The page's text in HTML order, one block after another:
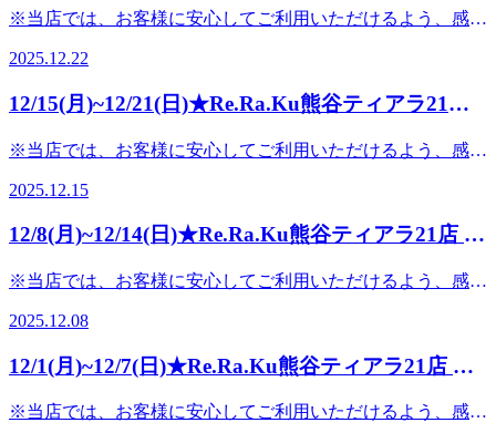
やご家族にプレゼントも可能です!!皆さまのご来店を心より
──────────※8月3日更新※──────────下記の日時に
空きがございます(※随時変動しますのでご予約はお早め
に!)8月3日(月)・今すぐ～21:008月4日(火)・10:10～16:00・
17:25～21:008月5日(水)・10:30～19:30・18:20～21:008月6日
(木)・10:10～12:00・19:05～20:008月7日(金)・12:00～21:008
月8日(土)・10:10～14:45・13:10～21:008月9日(日)・10:10～
ご予約はお電話・WEB・アプリ・店頭にて承っておりま
す。夏の疲れを感じやすい今こそ、ぜひご自身のケアタイム
にご活用ください!※空き状況は7月20日時点の情報ですリア
ルタイムのご予約状況はお気軽にお問い合せください。
熊谷ティアラ21店≪営業時間≫10:00～21:00 (最終受付
おります
週の予約空き状況】──────────※7月27日更新
動しますのでご予約はお早めに!)7月27日(月)・今すぐ～
18:20～21:007月30日(木)・10:10～11:35・12:00～21:007月31
21:008月2日(日)・11：00～21:00※ペアご予約もご相談くだ
す。夏の疲れを感じやすい今こそ、ぜひご自身のケアタイム
にご活用ください!※空き状況は7月20日時点の情報ですリア
ルタイムのご予約状況はお気軽にお問い合せください。
熊谷ティアラ21店≪営業時間≫10:00～21:00 (最終受付
20:20)≪住所≫埼玉県熊谷市筑波3-202 熊谷ティアラ21 2階
ドスパ20分16,720円 (税
込
い・エアコン疲れ・冷えが気になる・首肩の重だるさや眼精
疲労がある方夏のリフレッシュにぴったりのコースとなって
おります
週の予約空き状況】──────────※7月20日更新
動しますのでご予約はお早めに!)7月20日(月)・14:10～21:00
22日(水)・11:00～21:00 (ペアご予約もご相談ください) 7月23
20:00 (ペアご予約もご相談ください)7月25日(土)・10:10～
21:00 (ペアご予約もご相談ください) 7月26日(日)・10:10～
13:20 ・15:40～21:00 (ペアご予約もご相談ください)※()内は
ご案内可能なコース目安 (例:B60=60分ボディケア)の目安時
間です。
※当店では、お客様に安心してご利用いただけるよう、感染
ル消毒・常時換気および空気清浄機の稼働・スタッフのマス
ク着用ご理解とご協力のほど、よろしくお願い申し上げます
いつもRe.Ra.Ku熊谷ティアラ21店をご利用いただきありがと
備などで、肩・背中・腰・目が一気に疲れやすい時期となり
ました――・・――・・――・・――・・――◆“まとめて
ケアしたい週”におすすめの温活――・・――・・――・・
――・・――冬は冷えによる血行不良で筋肉が固まりやす
く、疲れが溜まりやすくなります・肩甲骨（背中のこわば
り）・肩（作業姿勢の影響）・首（冷えやすさNo.1）・目
部位を効率よく温めてケアできるのが、当店の“温活セット
おすすめ温活コース――・・――・・――・・――・・
￥15,510 ➡ ￥15,180オイルフットケア×ボディ×へッドが１回
2025.12.22
12/15(月)~12/21(日)★Re.Ra.Ku熊谷ティアラ21店
※当店では、お客様に安心してご利用いただけるよう、感染
ル消毒・常時換気および空気清浄機の稼働・スタッフのマス
ク着用ご理解とご協力のほど、よろしくお願い申し上げます
いつもRe.Ra.Ku熊谷ティアラ21店をご利用いただきありがと
すい時期です仕事・家事・年末準備でバタバタしやすく、気
づいたら肩や首が動かしにくい...そんなお声を多くいただい
の“首・肩・目”は温めながらほぐすと軽さが違う――・・
――・・――・・――・・――冬は血流が滞りやすく、筋肉
のこわばりが強く出ます特におすすめの３部位はこちら▼✔
2025.12.15
12/8(月)~12/14(日)★Re.Ra.Ku熊谷ティアラ21店 ご
※当店では、お客様に安心してご利用いただけるよう、感染
ル消毒・常時換気および空気清浄機の稼働・スタッフのマス
ク着用ご理解とご協力のほど、よろしくお願い申し上げます
いつもRe.Ra.Ku熊谷ティアラ21店をご利用いただきありがと
ス前のご褒美需要”が重なる、とても人気な時期となってお
2025.12.08
12/1(月)~12/7(日)★Re.Ra.Ku熊谷ティアラ21店 ご
※当店では、お客様に安心してご利用いただけるよう、感染